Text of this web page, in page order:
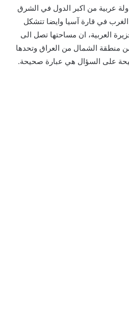
عربية من اكبر الدول في الشرق
في قارة آسيا وايضا تتشكل
العربية، ان مساحتها تصل الى
منطقة الشمال من العراق وتحدها
على السؤال هي عبارة صحيحة.